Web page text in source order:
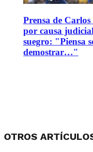
Prensa de
por causa
suegro: "Piensa
demostrar…"
OTROS